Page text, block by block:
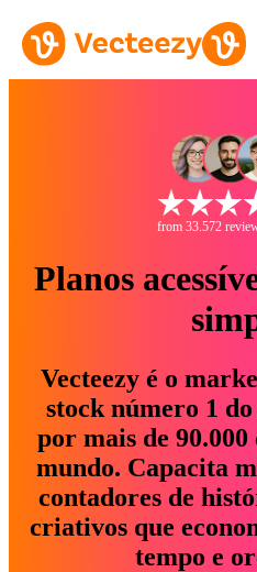
from 33.572
Planos
Vecteezy é o
stock número 1
por mais de
mundo. Capacita
contadores de
criativos que
tempo e